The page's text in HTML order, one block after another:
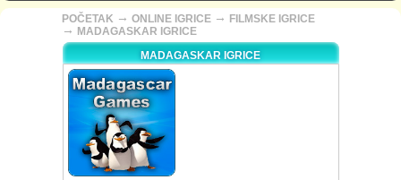
POČETAK → ONLINE IGRICE → FILMSKE IGRICE
→ MADAGASKAR IGRICE
MADAGASKAR IGRICE